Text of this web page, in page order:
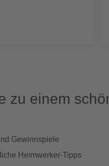
zu einem
Gewinnspiele
Heimwerker-Tipps